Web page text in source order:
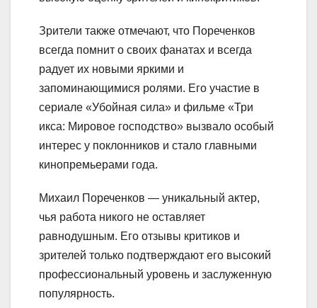
Зрители также отмечают, что Пореченков
всегда помнит о своих фанатах и всегда
радует их новыми яркими и
запоминающимися ролями. Его участие в
сериале «Убойная сила» и фильме «Три
икса: Мировое господство» вызвало особый
интерес у поклонников и стало главными
кинопремьерами года.
Михаил Пореченков — уникальный актер,
чья работа никого не оставляет
равнодушным. Его отзывы критиков и
зрителей только подтверждают его высокий
профессиональный уровень и заслуженную
популярность.